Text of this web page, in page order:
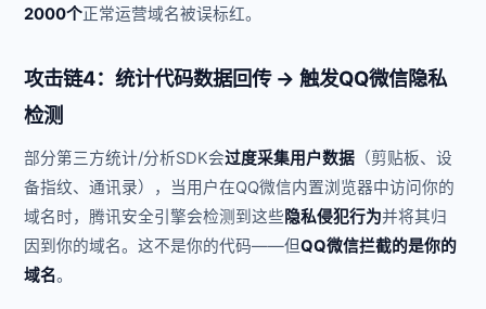
2000个正常运营域名被误标红。
攻击链4：统计代码数据回传 → 触发QQ微信隐私
检测
部分第三方统计/分析SDK会过度采集用户数据 （剪贴板、设
备指纹、通讯录），当用户在QQ微信内置浏览器中访问你的
域名时，腾讯安全引擎会检测到这些隐私侵犯行为并将其归
因到你的域名。这不是你的代码——但QQ微信拦截的是你的
域名。